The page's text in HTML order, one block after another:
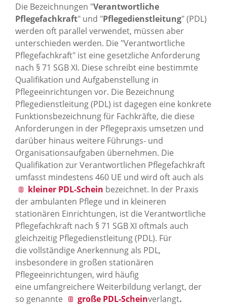
Die Bezeichnungen "Verantwortliche
Pflegefachkraft" und "Pflegedienstleitung" (PDL)
werden oft parallel verwendet, müssen aber
unterschieden werden. Die "Verantwortliche
Pflegefachkraft" ist eine gesetzliche Anforderung
nach § 71 SGB XI. Diese schreibt eine bestimmte
Qualifikation und Aufgabenstellung in
Pflegeeinrichtungen vor. Die Bezeichnung
Pflegedienstleitung (PDL) ist dagegen eine konkrete
Funktionsbezeichnung für Fachkräfte, die diese
Anforderungen in der Pflegepraxis umsetzen und
darüber hinaus weitere Führungs- und
Organisationsaufgaben übernehmen. Die
Qualifikation zur Verantwortlichen Pflegefachkraft
umfasst mindestens 460 UE und wird oft auch als
kleiner PDL-Schein bezeichnet. In der Praxis
der ambulanten Pflege und in kleineren
stationären Einrichtungen, ist die Verantwortliche
Pflegefachkraft nach § 71 SGB XI oftmals auch
gleichzeitig Pflegedienstleitung (PDL). Für
die vollständige Anerkennung als PDL,
insbesondere in großen stationären
Pflegeeinrichtungen, wird häufig
eine umfangreichere Weiterbildung verlangt, der
so genannte
große PDL-Scheinverlangt.